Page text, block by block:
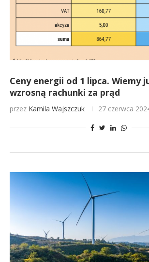
Ceny energii od 1 lipca. Wiemy
wzrosną rachunki za prąd
przez Kamila Wajszczuk 27 czerwca